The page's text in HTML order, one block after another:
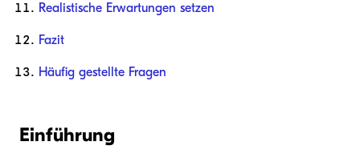
Realistische Erwartungen setzen
Fazit
Häufig gestellte Fragen
Einführung